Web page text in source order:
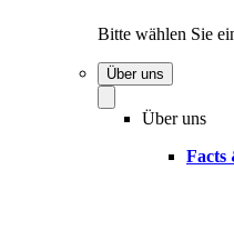
Bitte wählen Sie
Über uns
Über uns
Facts